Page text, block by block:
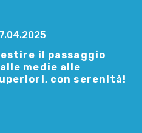
il passaggio
medie alle
con serenità!